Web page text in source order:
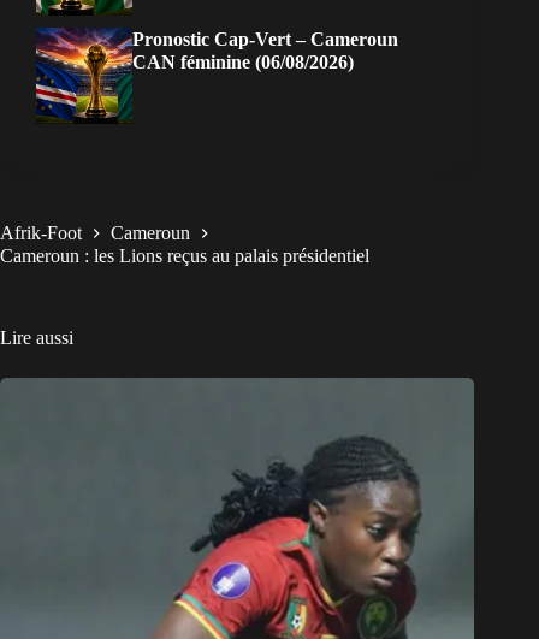
Pronostic Cap-Vert – Cameroun
CAN féminine (06/08/2026)
Afrik-Foot
Cameroun
Cameroun : les Lions reçus au palais présidentiel
Lire aussi